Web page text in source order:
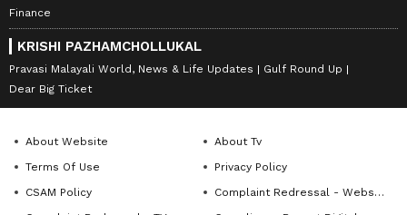
Finance
KRISHI PAZHAMCHOLLUKAL
Pravasi Malayali World, News & Life Updates
Gulf Round Up
Dear Big Ticket
About Website
About Tv
Terms Of Use
Privacy Policy
CSAM Policy
Complaint Redressal - Website